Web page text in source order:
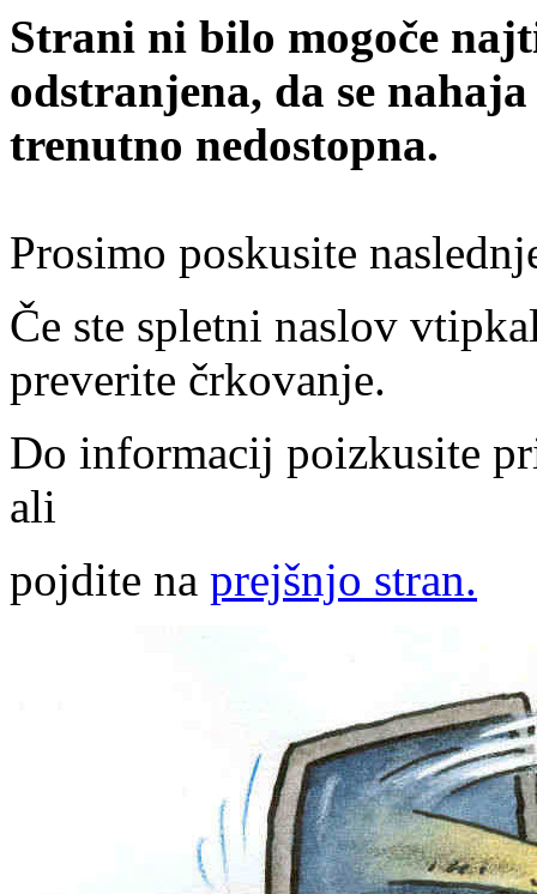
Strani ni bilo mogoče
odstranjena, da se
trenutno nedostopna.
Prosimo poskusite
Če ste spletni naslov
preverite črkovanje.
Do informacij poizkusite
ali
pojdite na prejšnjo stran.